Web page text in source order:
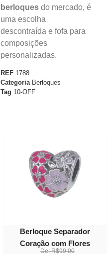
berloques do mercado, é
uma escolha
descontraída e fofa para
composições
personalizadas.
REF 1788
Categoria Berloques
Tag 10-OFF
Berloque Separador
Coração com Flores
De:R$99.00